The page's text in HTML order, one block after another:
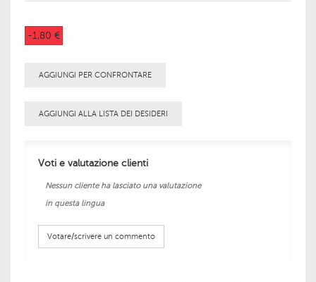
-1,80 €
AGGIUNGI PER CONFRONTARE
AGGIUNGI ALLA LISTA DEI DESIDERI
Voti e valutazione clienti
Nessun cliente ha lasciato una valutazione
in questa lingua
Votare/scrivere un commento